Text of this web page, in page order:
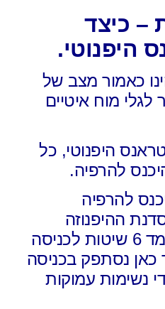
– כיצד
היפנוטי.
כאמור מצב של
לגלי מוח איטיים
היפנוטי, כל
להרפיה.
להרפיה
ההיפנוזה
העצמית שלי אני מלמד 6 שיטות לכניסה
כאן נסתפק בכניסה
נשימות עמוקות